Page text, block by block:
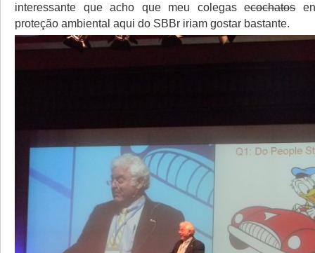
interessante que acho que meu colegasecochatos
proteção ambiental aqui do SBBr iriam gostar bastante.